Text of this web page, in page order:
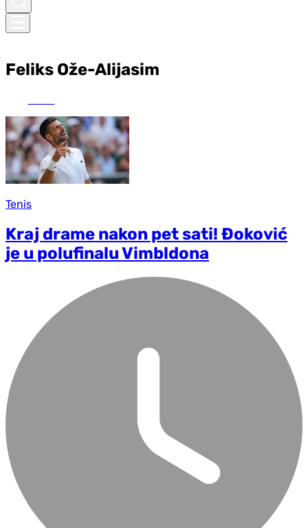
Feliks Ože-Alijasim
Tenis
Kraj drame nakon pet sati! Đoković
je u polufinalu Vimbldona